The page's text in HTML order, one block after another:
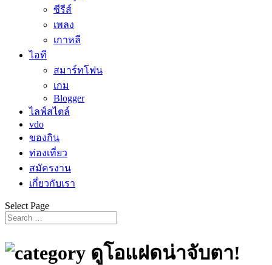
ซีรีส์
เพลง
เกาหลี
ไอที
สมาร์ทโฟน
เกม
Blogger
ไลฟ์สไตล์
vdo
ของกิน
ท่องเที่ยว
สมัครงาน
เกี่ยวกับเรา
Select Page
ดูโอแฝดน่าจับตา!